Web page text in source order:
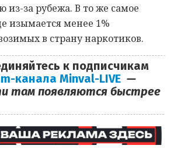
из-за рубежа. В то же самое
изымается менее 1%
в страну наркотиков.
к подписчикам
канала Minval-LIVE —
там появляются быстрее